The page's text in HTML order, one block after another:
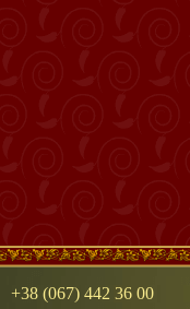
+38 (067) 442 36 00